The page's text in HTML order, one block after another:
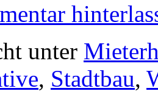
unter
, Stadtbau,